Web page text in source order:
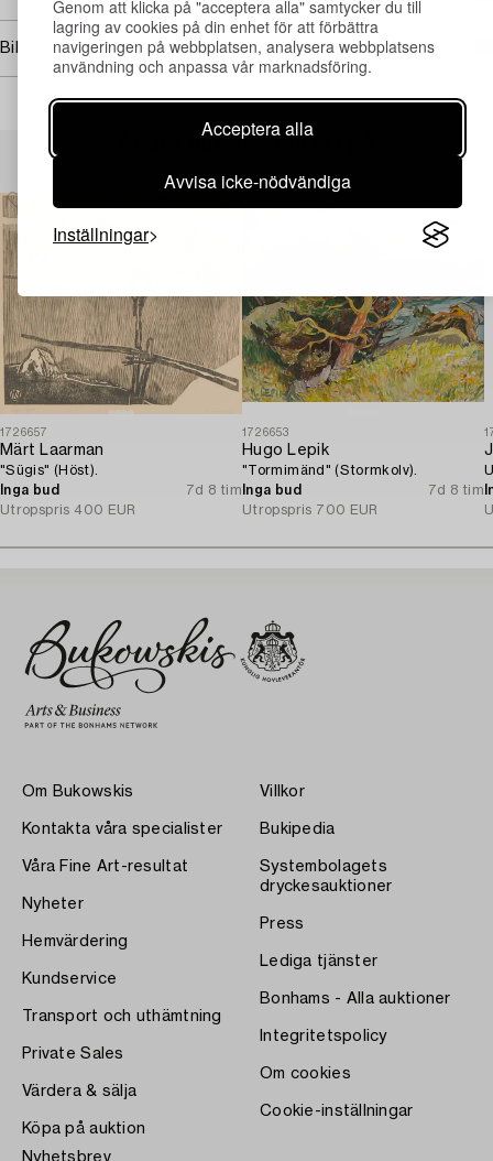
Genom att klicka på "acceptera alla" samtycker du till
lagring av cookies på din enhet för att förbättra
navigeringen på webbplatsen, analysera webbplatsens
användning och anpassa vår marknadsföring.
Acceptera alla
Avvisa icke-nödvändiga
Inställningar
Bildrättigheter
Andra har även tittat på
1726657
Märt Laarman
"Sügis" (Höst).
Inga bud
7d 8 tim
Utropspris 400 EUR
1726653
Hugo Lepik
"Tormimänd" (Stormkolv).
Inga bud
7d 8 tim
Utropspris 700 EUR
Om Bukowskis
Kontakta våra specialister
Våra Fine Art-resultat
Nyheter
Hemvärdering
Kundservice
Transport och uthämtning
Private Sales
Värdera & sälja
Köpa på auktion
Villkor
Bukipedia
Systembolagets
dryckesauktioner
Press
Lediga tjänster
Bonhams - Alla auktioner
Integritetspolicy
Om cookies
Cookie-inställningar
Nyhetsbrev